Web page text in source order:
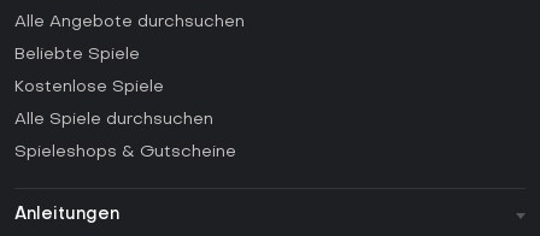
Alle Angebote durchsuchen
Beliebte Spiele
Kostenlose Spiele
Alle Spiele durchsuchen
Spieleshops & Gutscheine
Anleitungen